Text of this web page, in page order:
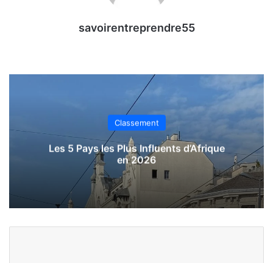
savoirentreprendre55
Classement
Les 5 Pays les Plus Influents d’Afrique
en 2026